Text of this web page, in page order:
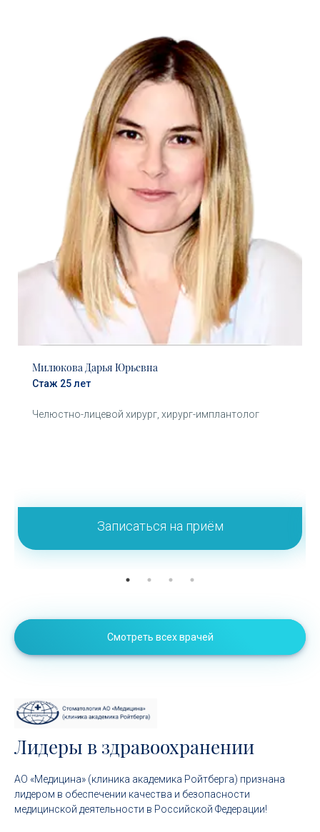
Милюкова Дарья Юрьевна
Стаж 25 лет
Челюстно-лицевой хирург, хирург-имплантолог
Записаться на приём
Смотреть всех врачей
Лидеры в здравоохранении
АО «Медицина» (клиника академика Ройтберга) признана
лидером в обеспечении качества и безопасности
медицинской деятельности в Российской Федерации!